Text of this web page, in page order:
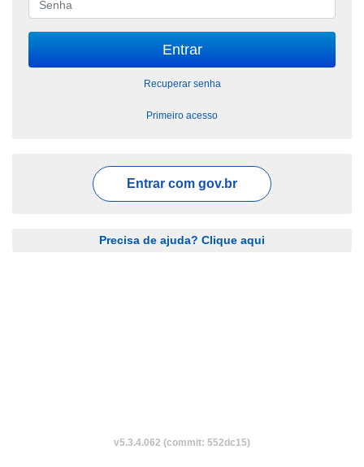
Recuperar senha
Primeiro acesso
Entrar com gov.br
Precisa de ajuda? Clique aqui
v5.3.4.062 (commit: 552dc15)